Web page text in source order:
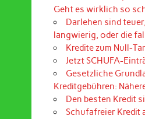
Geht es wirklich so
Darlehen sind
langwierig, oder die
Kredite zum Null-
Jetzt SCHUFA-
Gesetzliche
Kreditgebühren:
Den besten Kredit
Schufafreier Kredit